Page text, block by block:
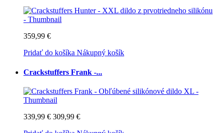
359,99 €
Pridať do košíka Nákupný košík
Crackstuffers Frank -...
339,99 € 309,99 €